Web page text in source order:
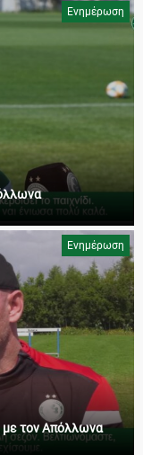
Ενημέρωση
Ενημέρωση
με τον Απόλλωνα